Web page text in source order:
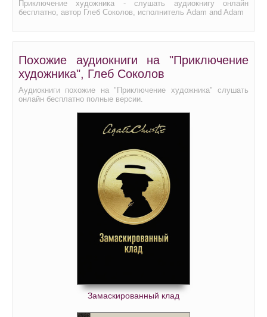
Приключение художника - слушать аудиокнигу онлайн
бесплатно, автор Глеб Соколов, исполнитель Adam and Adam
Похожие аудиокниги на "Приключение
художника", Глеб Соколов
Аудиокниги похожие на "Приключение художника" слушать
онлайн бесплатно полные версии.
Замаскированный клад